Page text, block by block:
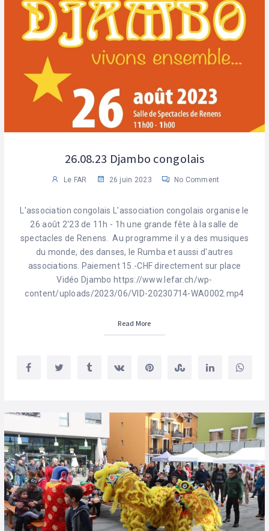
26.08.23 Djambo congolais
Le FAR 26 juin 2023 No Comment
L'association congolais L'association congolais organise le
26 août 2'23 de 11h - 1h une grande fête à la salle de
spectacles de Renens. Au programme il y a des musiques
du monde, des danses, le Rumba et aussi d'autres
associations. Paiement 15.-CHF directement sur place
Vidéo Djambo https://www.lefar.ch/wp-
content/uploads/2023/06/VID-20230714-WA0002.mp4
Read More